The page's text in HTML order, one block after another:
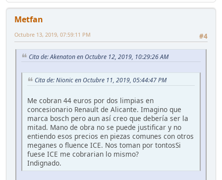
Metfan
#4
Octubre 13, 2019, 07:59:11 PM
Cita de: Akenaton en Octubre 12, 2019, 10:29:26 AM
Cita de: Nionic en Octubre 11, 2019, 05:44:47 PM
Me cobran 44 euros por dos limpias en
concesionario Renault de Alicante. Imagino que
marca bosch pero aun así creo que debería ser la
mitad. Mano de obra no se puede justificar y no
entiendo esos precios en piezas comunes con otros
meganes o fluence ICE. Nos toman por tontosSi
fuese ICE me cobrarian lo mismo?
Indignado.